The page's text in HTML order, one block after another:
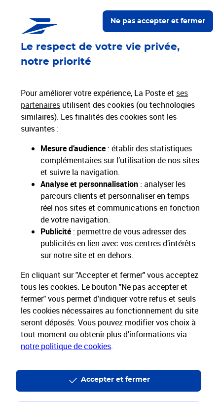
Le respect de votre vie privée,
notre priorité
Pour améliorer votre expérience, La Poste et ses
partenaires utilisent des cookies (ou technologies
similaires). Les finalités des cookies sont les
suivantes :
Mesure d’audience : établir des statistiques
complémentaires sur l’utilisation de nos sites
et suivre la navigation.
Analyse et personnalisation : analyser les
parcours clients et personnaliser en temps
réel nos sites et communications en fonction
de votre navigation.
Publicité : permettre de vous adresser des
publicités en lien avec vos centres d’intérêts
sur notre site et en dehors.
En cliquant sur "Accepter et fermer" vous acceptez
tous les cookies. Le bouton "Ne pas accepter et
fermer" vous permet d'indiquer votre refus et seuls
les cookies nécessaires au fonctionnement du site
seront déposés. Vous pouvez modifier vos choix à
tout moment ou obtenir plus d'informations via
notre politique de cookies.
Ne pas accepter et fermer
Accepter et fermer
Localiser un bureau de poste
Paiements 100% sécurisés
Hors livres et hors produits marketplace
Nos engagements
sociétaux et environnementaux
Applications La Poste
Restons connectés
Nos Services
Nos Produits
La Poste vous accompagne
La Poste recrute